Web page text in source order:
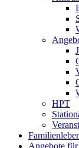
HPT
Angebote